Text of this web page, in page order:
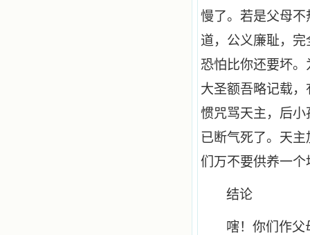
慢了。若是父母
道，公义廉耻，
恐怕比你还要坏
大圣额吾略记载
惯咒骂天主，后
已断气死了。天
们万不要供养一
结论
嗐！你们作父